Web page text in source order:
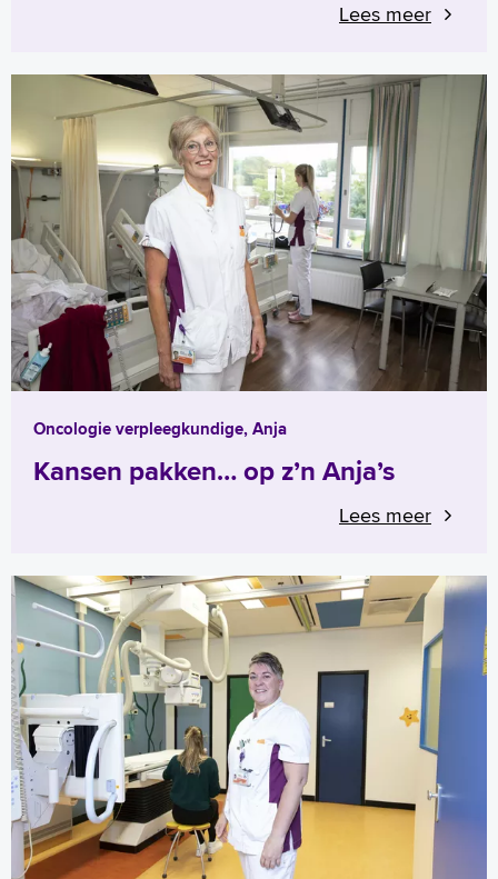
Lees meer
Oncologie verpleegkundige, Anja
Kansen pakken… op z’n Anja’s
Lees meer